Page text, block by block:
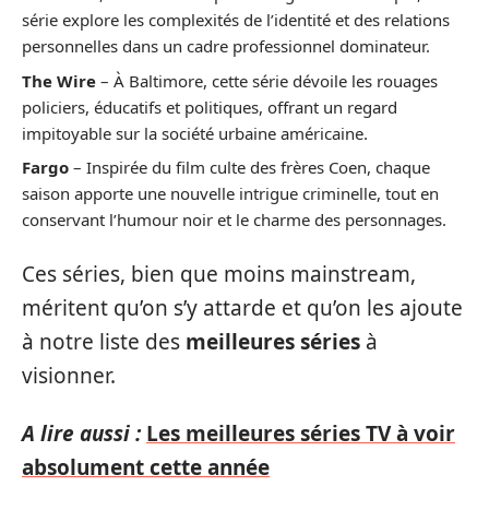
série explore les complexités de l’identité et des relations
personnelles dans un cadre professionnel dominateur.
The Wire – À Baltimore, cette série dévoile les rouages
policiers, éducatifs et politiques, offrant un regard
impitoyable sur la société urbaine américaine.
Fargo – Inspirée du film culte des frères Coen, chaque
saison apporte une nouvelle intrigue criminelle, tout en
conservant l’humour noir et le charme des personnages.
Ces séries, bien que moins mainstream,
méritent qu’on s’y attarde et qu’on les ajoute
à notre liste des meilleures séries à
visionner.
A lire aussi : Les meilleures séries TV à voir
absolument cette année